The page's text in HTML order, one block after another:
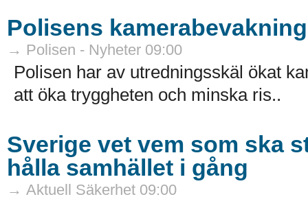
Polisens
→ Polisen - Nyheter 09:00
Polisen har av utredningsskäl ökat
att öka tryggheten och minska ris..
Sverige vet vem som ska
hålla samhället i gång
→ Aktuell Säkerhet 09:00